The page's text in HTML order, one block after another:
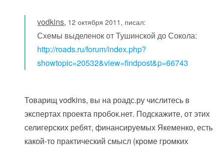
vodkins, 12 октября 2011, писал:
Схемы выделенок от Тушинской до Сокола:
http://roads.ru/forum/index.php?
showtopic=20532&view=findpost&p=66743
Товарищ vodkins, вы на роадс.ру числитесь в
экспертах проекта пробок.нет. Подскажите, от этих
селигерских ребят, финансируемых Якеменко, есть
какой-то практический смысл (кроме громких